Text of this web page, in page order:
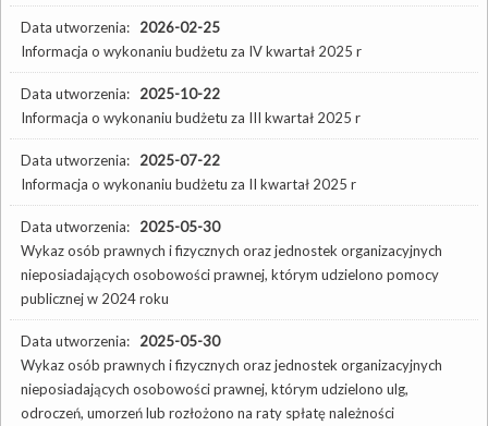
Data utworzenia: 2026-02-25
Informacja o wykonaniu budżetu za IV kwartał 2025 r
Data utworzenia: 2025-10-22
Informacja o wykonaniu budżetu za III kwartał 2025 r
Data utworzenia: 2025-07-22
Informacja o wykonaniu budżetu za II kwartał 2025 r
Data utworzenia: 2025-05-30
Wykaz osób prawnych i fizycznych oraz jednostek organizacyjnych
nieposiadających osobowości prawnej, którym udzielono pomocy
publicznej w 2024 roku
Data utworzenia: 2025-05-30
Wykaz osób prawnych i fizycznych oraz jednostek organizacyjnych
nieposiadających osobowości prawnej, którym udzielono ulg,
odroczeń, umorzeń lub rozłożono na raty spłatę należności